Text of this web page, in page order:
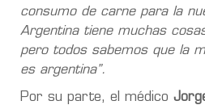
consumo de carne para la
Argentina tiene muchas
pero todos sabemos que la
es argentina”.
Por su parte, el médico